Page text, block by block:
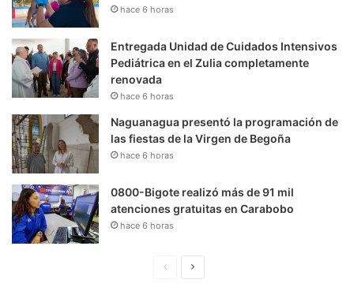
hace 6 horas
Entregada Unidad de Cuidados Intensivos
Pediátrica en el Zulia completamente
renovada
hace 6 horas
Naguanagua presentó la programación de
las fiestas de la Virgen de Begoña
hace 6 horas
0800-Bigote realizó más de 91 mil
atenciones gratuitas en Carabobo
hace 6 horas